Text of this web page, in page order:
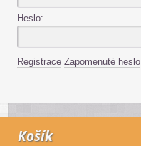
Heslo:
Registrace Zapomenuté heslo
Košík